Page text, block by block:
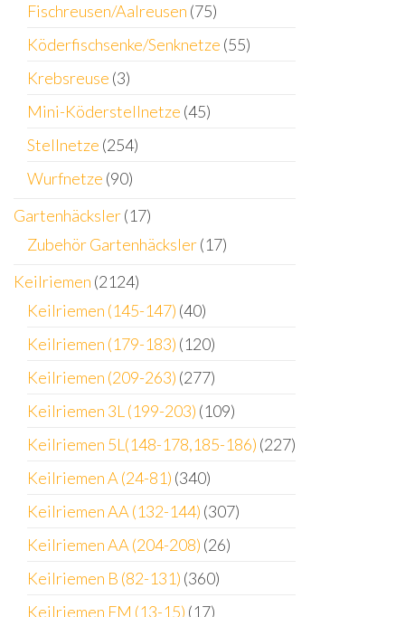
Fischreusen/Aalreusen (75)
Köderfischsenke/Senknetze (55)
Krebsreuse (3)
Mini-Köderstellnetze (45)
Stellnetze (254)
Wurfnetze (90)
Gartenhäcksler(17)
Zubehör Gartenhäcksler(17)
Keilriemen (2124)
Keilriemen (145-147) (40)
Keilriemen (179-183) (120)
Keilriemen (209-263) (277)
Keilriemen 3L (199-203) (109)
Keilriemen 5L(148-178,185-186) (227)
Keilriemen A (24-81) (340)
Keilriemen AA (132-144) (307)
Keilriemen AA (204-208) (26)
Keilriemen B (82-131) (360)
Keilriemen FM (13-15) (17)